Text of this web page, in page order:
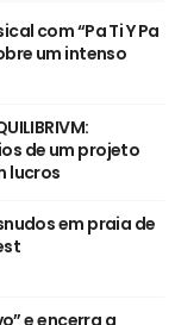
com “Pa Ti Y Pa
um intenso
de um projeto
lucros
em praia de
e encerra a